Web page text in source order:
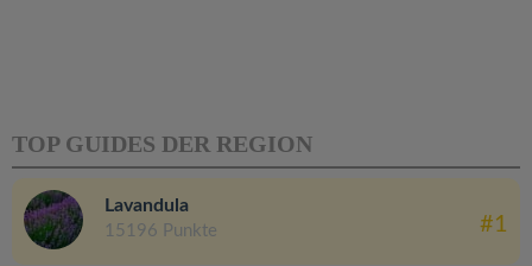
TOP GUIDES DER REGION
Lavandula
15196 Punkte #1